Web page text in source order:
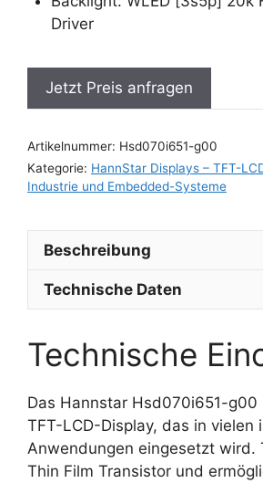
Driver
Jetzt Preis anfragen
Artikelnummer: Hsd070i651-g00
Kategorie: HannStar Displays – TFT-
Industrie und Embedded-Systeme
Beschreibung
Technische Daten
Technische
Das Hannstar Hsd070i651-g00
TFT-LCD-Display, das in vielen
Anwendungen eingesetzt wird.
Thin Film Transistor und